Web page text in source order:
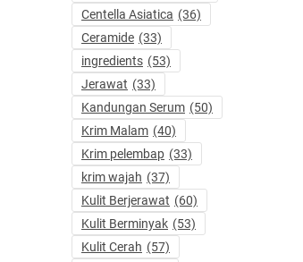
Centella Asiatica (36)
Ceramide (33)
ingredients (53)
Jerawat (33)
Kandungan Serum (50)
Krim Malam (40)
Krim pelembap (33)
krim wajah (37)
Kulit Berjerawat (60)
Kulit Berminyak (53)
Kulit Cerah (57)